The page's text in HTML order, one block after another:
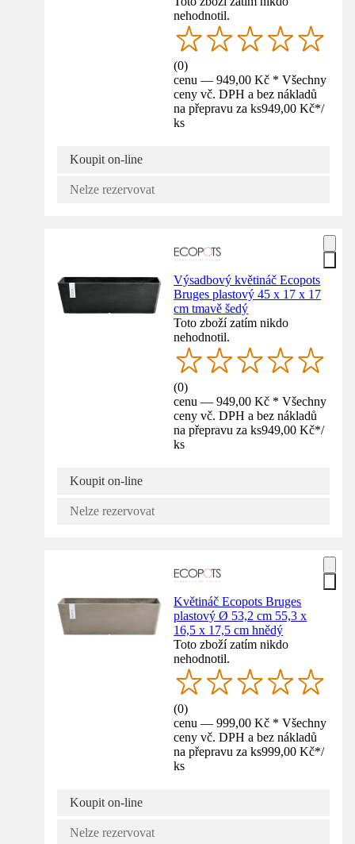
nehodnotil.
(0)
cenu — 949,00 Kč * Všechny
ceny vč. DPH a bez nákladů
na přepravu za ks949,00 Kč*/
ks
Koupit on-line
Nelze rezervovat
Výsadbový květináč Ecopots
Bruges plastový 45 x 17 x 17
cm tmavě šedý
Toto zboží zatím nikdo
nehodnotil.
(0)
cenu — 949,00 Kč * Všechny
ceny vč. DPH a bez nákladů
na přepravu za ks949,00 Kč*/
ks
Koupit on-line
Nelze rezervovat
Květináč Ecopots Bruges
plastový Ø 53,2 cm 55,3 x
16,5 x 17,5 cm hnědý
Toto zboží zatím nikdo
nehodnotil.
(0)
cenu — 999,00 Kč * Všechny
ceny vč. DPH a bez nákladů
na přepravu za ks999,00 Kč*/
ks
Koupit on-line
Nelze rezervovat